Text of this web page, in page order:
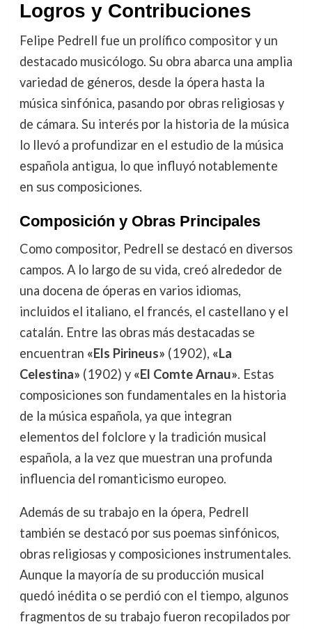
Logros y Contribuciones
Felipe Pedrell fue un prolífico compositor y un
destacado musicólogo. Su obra abarca una amplia
variedad de géneros, desde la ópera hasta la
música sinfónica, pasando por obras religiosas y
de cámara. Su interés por la historia de la música
lo llevó a profundizar en el estudio de la música
española antigua, lo que influyó notablemente
en sus composiciones.
Composición y Obras Principales
Como compositor, Pedrell se destacó en diversos
campos. A lo largo de su vida, creó alrededor de
una docena de óperas en varios idiomas,
incluidos el italiano, el francés, el castellano y el
catalán. Entre las obras más destacadas se
encuentran «Els Pirineus» (1902), «La
Celestina» (1902) y «El Comte Arnau». Estas
composiciones son fundamentales en la historia
de la música española, ya que integran
elementos del folclore y la tradición musical
española, a la vez que muestran una profunda
influencia del romanticismo europeo.
Además de su trabajo en la ópera, Pedrell
también se destacó por sus poemas sinfónicos,
obras religiosas y composiciones instrumentales.
Aunque la mayoría de su producción musical
quedó inédita o se perdió con el tiempo, algunos
fragmentos de su trabajo fueron recopilados por